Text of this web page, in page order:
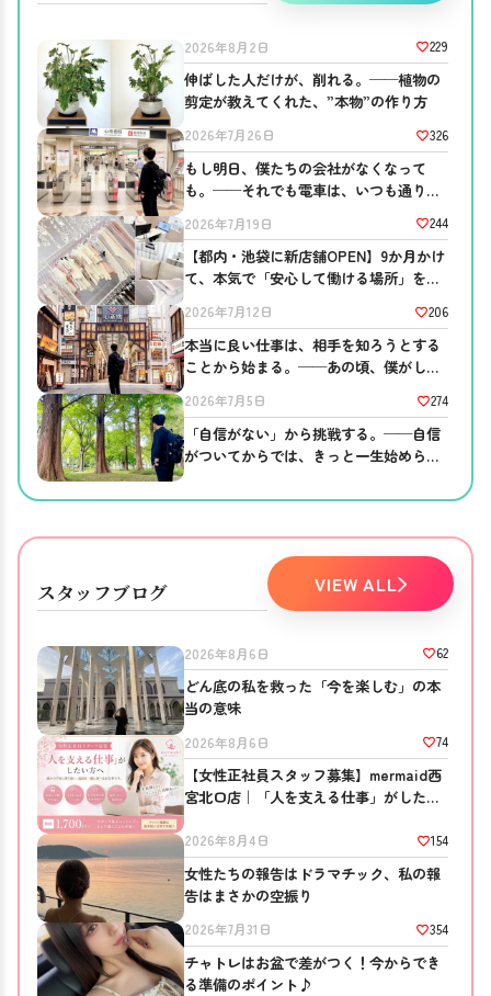
2026年8月2日 229
伸ばした人だけが、削れる。──植物の
剪定が教えてくれた、”本物”の作り方
2026年7月26日 326
もし明日、僕たちの会社がなくなって
も。──それでも電車は、いつも通り走
2026年7月19日 244
【都内・池袋に新店舗OPEN】9か月かけ
て、本気で「安心して働ける場所」を作
2026年7月12日 206
本当に良い仕事は、相手を知ろうとする
ことから始まる。──あの頃、僕がして
2026年7月5日 274
「自信がない」から挑戦する。──自信
がついてからでは、きっと一生始められ
スタッフブログ VIEW ALL
2026年8月6日 62
どん底の私を救った「今を楽しむ」の本
当の意味
2026年8月6日 74
【女性正社員スタッフ募集】mermaid西
宮北口店｜「人を支える仕事」がしたい
2026年8月4日 154
女性たちの報告はドラマチック、私の報
告はまさかの空振り
2026年7月31日 354
チャトレはお盆で差がつく！今からでき
る準備のポイント♪